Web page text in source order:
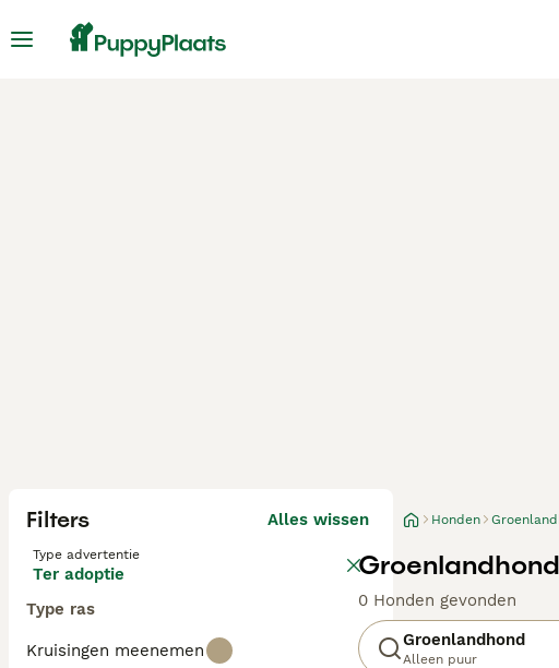
Filters Alles wissen
Type advertentie
Ter adoptie
Type ras
Kruisingen meenemen
Honden
0 Honden gevonden
Groenlandhond
Alleen puur